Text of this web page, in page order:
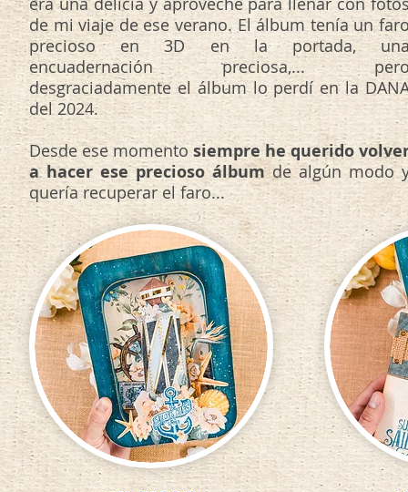
de mi viaje de ese verano. El álbum tenía un
precioso en 3D en la portada,
encuadernación preciosa,...
desgraciadamente el álbum lo perdí en la
del 2024.
Desde ese momentosiempre he querido
a hacer ese precioso álbumde algún modo
quería recuperar el faro...